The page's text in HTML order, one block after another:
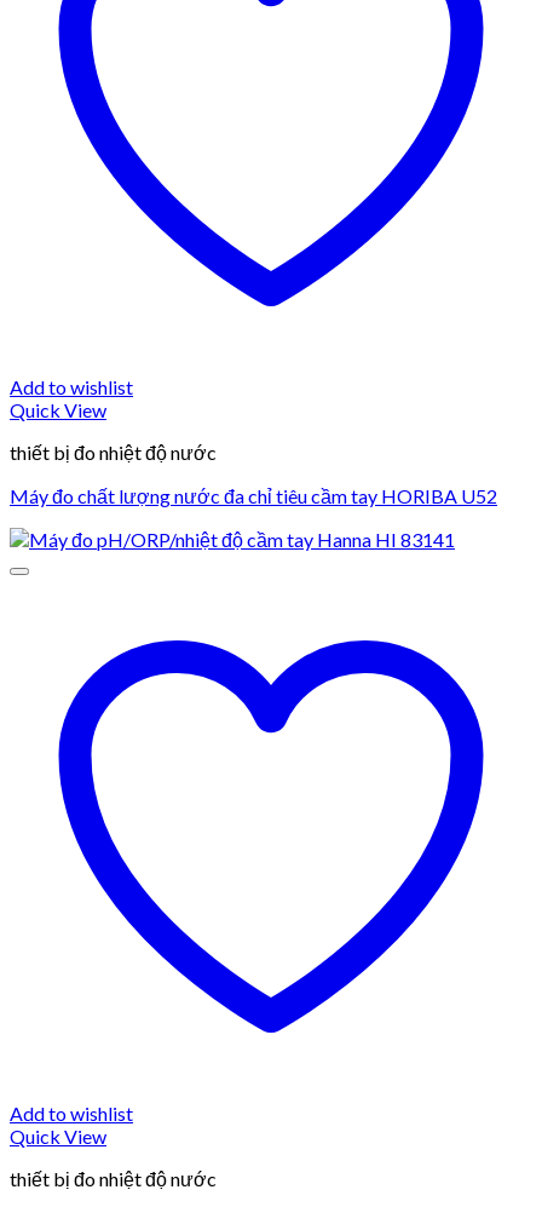
Add to wishlist
Quick View
thiết bị đo nhiệt độ nước
Máy đo chất lượng nước đa chỉ tiêu cầm tay HORIBA U52
Add to wishlist
Quick View
thiết bị đo nhiệt độ nước